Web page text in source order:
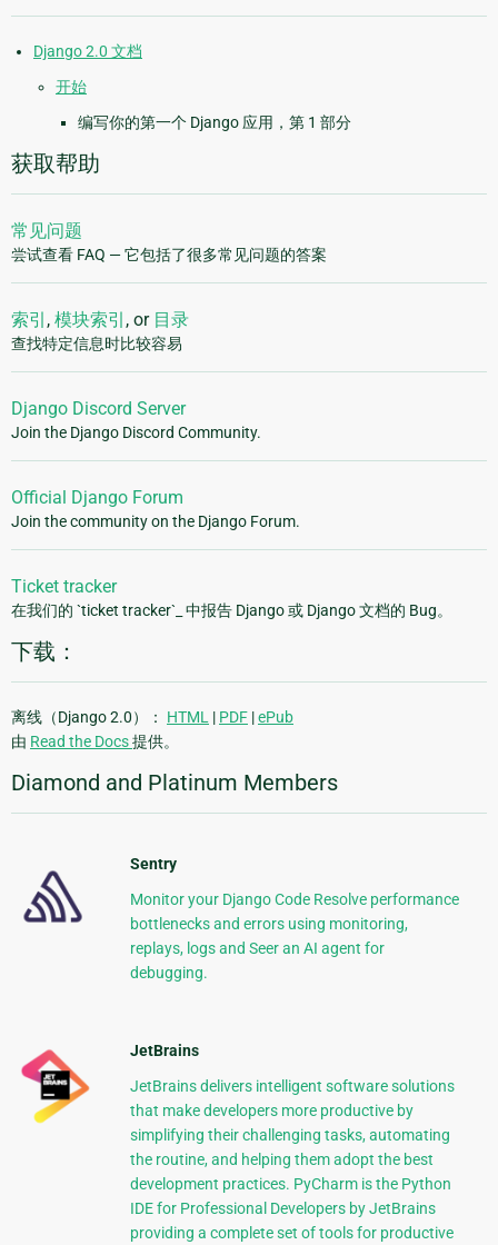
Django 2.0 文档
开始
编写你的第一个 Django 应用，第 1 部分
获取帮助
常见问题
尝试查看 FAQ — 它包括了很多常见问题的答案
索引 , 模块索引 , or 目录
查找特定信息时比较容易
Django Discord Server
Join the Django Discord Community.
Official Django Forum
Join the community on the Django Forum.
Ticket tracker
在我们的 `ticket tracker`_ 中报告 Django 或 Django 文档的 Bug。
下载：
离线（Django 2.0）： HTML | PDF |ePub
由 Read the Docs提供。
Diamond and Platinum Members
Sentry
Monitor your Django Code Resolve performance
bottlenecks and errors using monitoring,
replays, logs and Seer an AI agent for
debugging.
JetBrains
JetBrains delivers intelligent software solutions
that make developers more productive by
simplifying their challenging tasks, automating
the routine, and helping them adopt the best
development practices. PyCharm is the Python
IDE for Professional Developers by JetBrains
providing a complete set of tools for productive